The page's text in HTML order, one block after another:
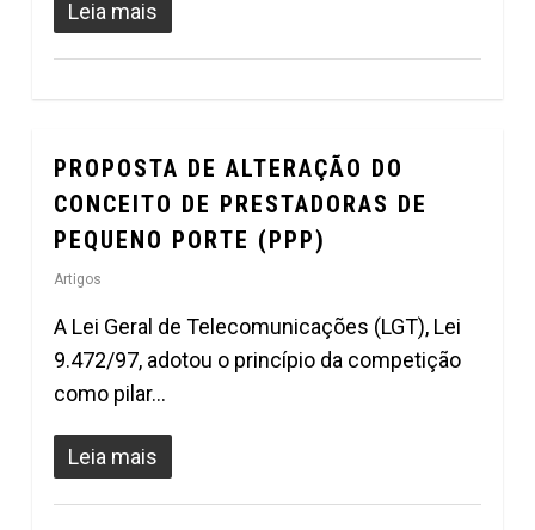
Leia mais
PROPOSTA DE ALTERAÇÃO DO
CONCEITO DE PRESTADORAS DE
PEQUENO PORTE (PPP)
Artigos
A Lei Geral de Telecomunicações (LGT), Lei
9.472/97, adotou o princípio da competição
como pilar…
Leia mais
0